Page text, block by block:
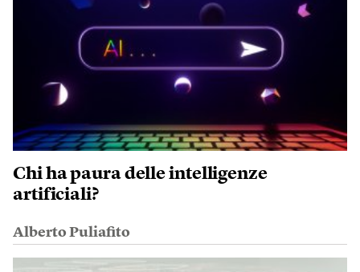
Chi ha paura delle intelligenze
artificiali?
Alberto Puliafito